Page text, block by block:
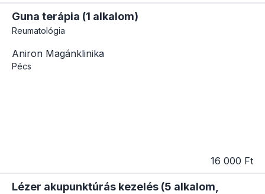
Guna terápia (1 alkalom)
Reumatológia
Aniron Magánklinika
Pécs
16 000 Ft
Lézer akupunktúrás kezelés (5 alkalom,